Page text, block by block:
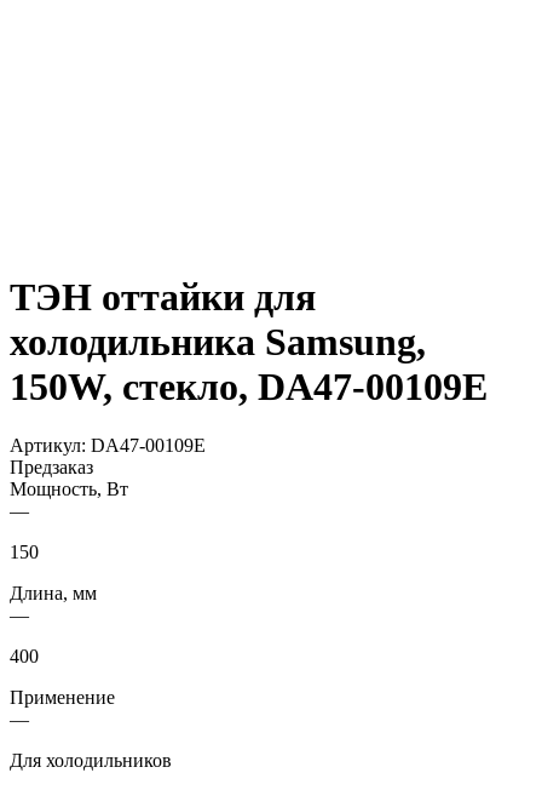
ТЭН оттайки для
холодильника Samsung,
150W, стекло, DA47-00109E
Артикул: DA47-00109E
Предзаказ
Мощность, Вт
—
150
Длина, мм
—
400
Применение
—
Для холодильников